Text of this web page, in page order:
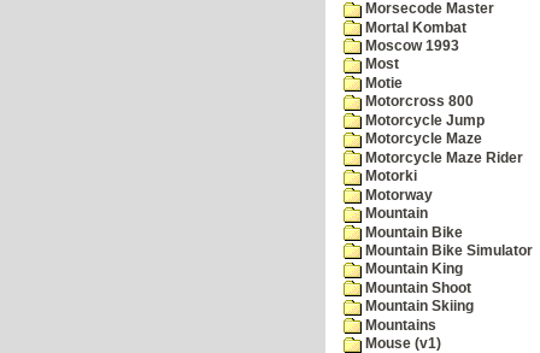
Morsecode Master
Mortal Kombat
Moscow 1993
Most
Motie
Motorcross 800
Motorcycle Jump
Motorcycle Maze
Motorcycle Maze Rider
Motorki
Motorway
Mountain
Mountain Bike
Mountain Bike Simulator
Mountain King
Mountain Shoot
Mountain Skiing
Mountains
Mouse (v1)